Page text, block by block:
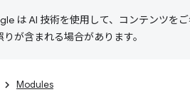
は AI 技術を使用して、コンテンツを
が含まれる場合があります。
Modules